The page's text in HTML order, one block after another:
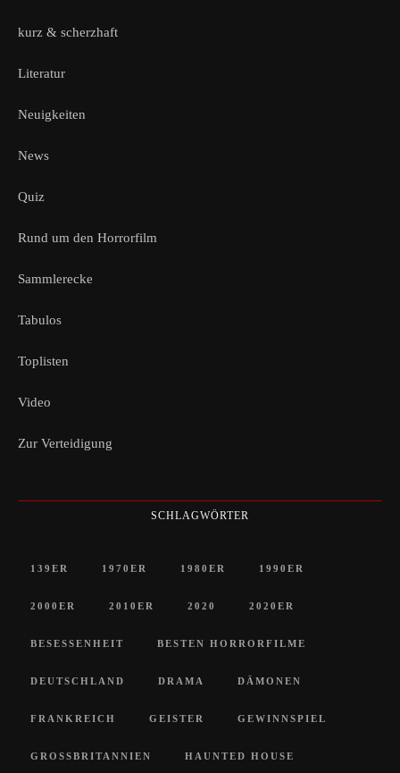
kurz & scherzhaft
Literatur
Neuigkeiten
News
Quiz
Rund um den Horrorfilm
Sammlerecke
Tabulos
Toplisten
Video
Zur Verteidigung
SCHLAGWÖRTER
139ER 1970ER 1980ER 1990ER
2000ER 2010ER 2020 2020ER
BESESSENHEIT BESTEN HORRORFILME
DEUTSCHLAND DRAMA DÄMONEN
FRANKREICH GEISTER GEWINNSPIEL
GROSSBRITANNIEN HAUNTED HOUSE